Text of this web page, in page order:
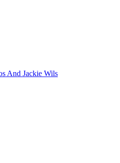
And Jackie Wils